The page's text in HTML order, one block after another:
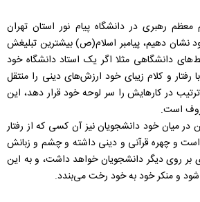
معظم رهبری در دانشگاه پیام نور استان تهران
نشان دهیم، پیامبر اسلام(ص) بیشترین تبلیغش
دانشگاهی مثلا اگر یک استاد دانشگاه خود
رفتار و کلام زیبای خود ارزش‌های دینی را منتقل
در کارهایش را سر لوحه خود قرار دهد، این
است.
در میان خود دانشجویان نیز آن کسی که از رفتار
است و چهره قرآنی و دینی داشته و چشم و زبانش
بر روی دیگر دانشجویان خواهد داشت، و به این
و منکر خود به خود رخت می‌بندد.